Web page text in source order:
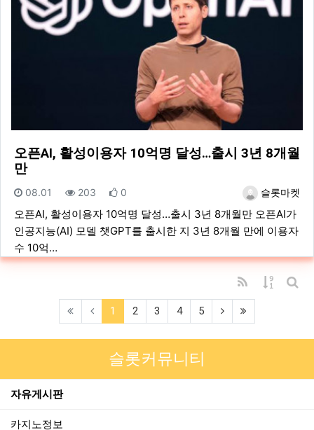
오픈AI, 활성이용자 10억명 달성…출시 3년 8개월
만
등록자슬롯마켓
등록일
08.01 조회
203 추천
0
오픈AI, 활성이용자 10억명 달성…출시 3년 8개월만 오픈AI가
인공지능(AI) 모델 챗GPT를 출시한 지 3년 8개월 만에 이용자
수 10억…
RSS
게시물
1 (current)
2 3 4 5 (next)
슬롯커뮤니티
자유게시판
카지노정보